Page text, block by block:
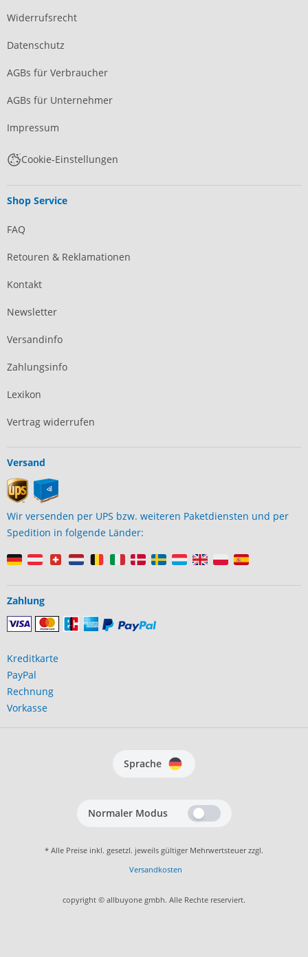
Widerrufsrecht
Datenschutz
AGBs für Verbraucher
AGBs für Unternehmer
Impressum
Cookie-Einstellungen
Shop Service
FAQ
Retouren & Reklamationen
Kontakt
Newsletter
Versandinfo
Zahlungsinfo
Lexikon
Vertrag widerrufen
Versand
Wir versenden per UPS bzw. weiteren Paketdiensten und per
Spedition in folgende Länder:
Zahlung
Kreditkarte
PayPal
Rechnung
Vorkasse
Sprache
Normaler Modus
* Alle Preise inkl. gesetzl. jeweils gültiger Mehrwertsteuer zzgl.
Versandkosten
copyright © allbuyone gmbh. Alle Rechte reserviert.